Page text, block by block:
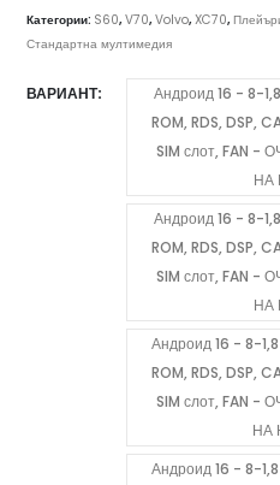
Категории: S60,V70,Volvo,XC70,
Стандартна мултимедия
ВАРИАНТ
Андроид 16 - 8-
ROM, RDS, DSP,
SIM слот, FAN -
НА
Андроид 16 - 8-
ROM, RDS, DSP,
SIM слот, FAN -
НА
Андроид 16 - 8-
ROM, RDS, DSP,
SIM слот, FAN -
НА
Андроид 16 - 8-